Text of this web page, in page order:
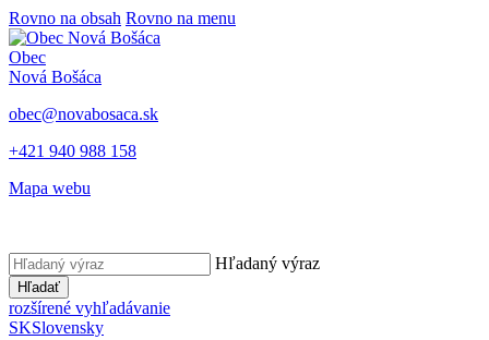
Rovno na obsah Rovno na menu
Obec
Nová Bošáca
obec@novabosaca.sk
+421 940 988 158
Mapa webu
Hľadaný výraz
Hľadať
rozšírené vyhľadávanie
SKSlovensky